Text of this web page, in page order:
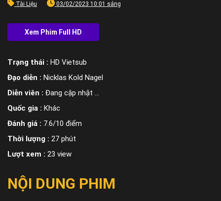
Tài Liệu 03/02/2023 10:01 sáng
Trạng thái : HD Vietsub
Đạo diễn : Nicklas Kold Nagel
Diễn viên : Đang cập nhật ...
Quốc gia : Khác
Đánh giá : 7.6/10 điểm
Thời lượng : 27 phút
Lượt xem : 23 view
NỘI DUNG PHIM